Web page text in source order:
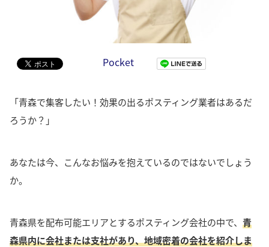
Pocket
「青森で集客したい！効果の出るポスティング業者はあるだ
ろうか？」
あなたは今、こんなお悩みを抱えているのではないでしょう
か。
青森県を配布可能エリアとするポスティング会社の中で、 青
森県内に会社または支社があり、地域密着の会社を紹介しま